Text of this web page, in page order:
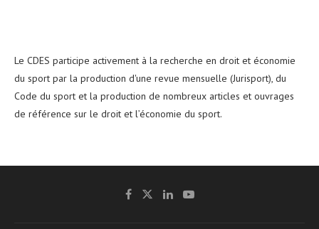
Le CDES participe activement à la recherche en droit et économie
du sport par la production d'une revue mensuelle (Jurisport), du
Code du sport et la production de nombreux articles et ouvrages
de référence sur le droit et l’économie du sport.